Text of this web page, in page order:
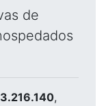
de
,